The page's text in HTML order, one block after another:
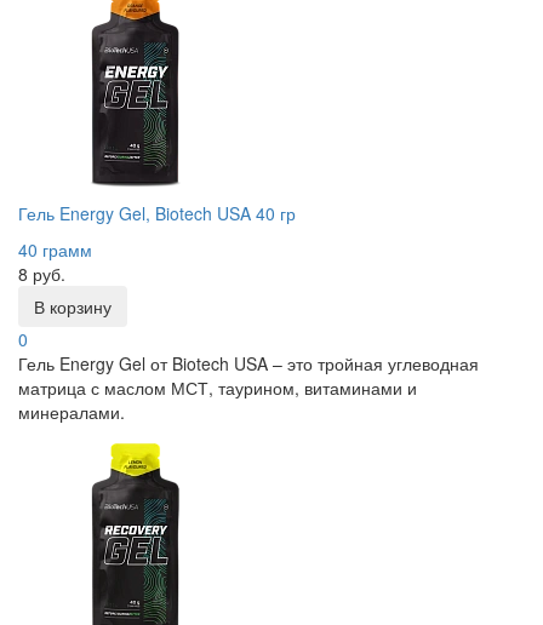
Гель Energy Gel, Biotech USA 40 гр
40 грамм
8 руб.
В корзину
0
Гель Energy Gel от Biotech USA – это тройная углеводная
матрица с маслом МСТ, таурином, витаминами и
минералами.